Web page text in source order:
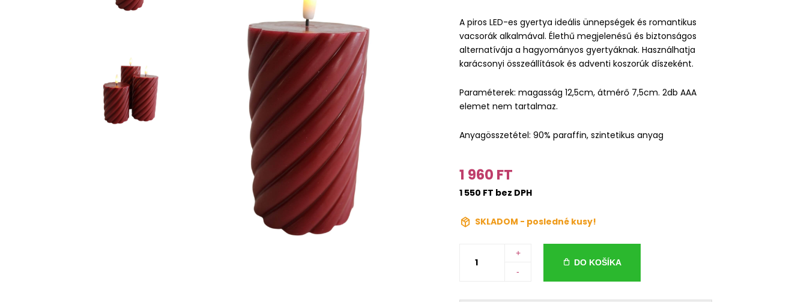
A piros LED-es gyertya ideális ünnepségek és romantikus
vacsorák alkalmával. Élethű megjelenésű és biztonságos
alternatívája a hagyományos gyertyáknak. Használhatja
karácsonyi összeállítások és adventi koszorúk díszeként.
Paraméterek: magasság 12,5cm, átmérő 7,5cm. 2db AAA
elemet nem tartalmaz.
Anyagösszetétel: 90% paraffin, szintetikus anyag
1 960 FT
1 550 FT bez DPH
SKLADOM - posledné kusy!
+
-
DO KOŠÍKA